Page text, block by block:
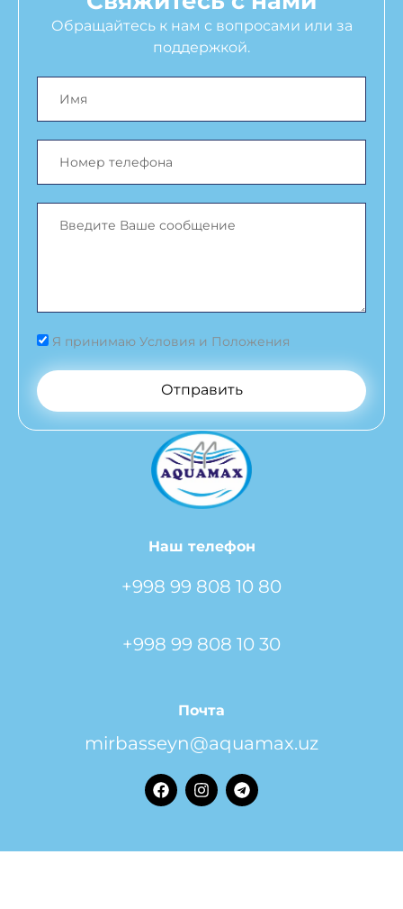
Обращайтесь к нам с вопросами или за
поддержкой.
Я принимаю Условия и Положения
Отправить
Наш телефон
+998 99 808 10 80
+998 99 808 10 30
Почта
mirbasseyn@aquamax.uz